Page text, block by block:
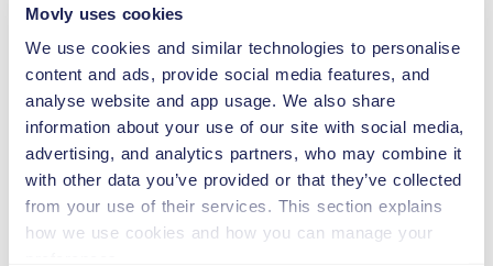
Movly uses cookies
We use cookies and similar technologies to personalise
content and ads, provide social media features, and
analyse website and app usage. We also share
information about your use of our site with social media,
advertising, and analytics partners, who may combine it
with other data you’ve provided or that they’ve collected
from your use of their services. This section explains
how we use cookies and how you can manage your
2,5–13 kg
TAAPERON ISTUIN
9–18 kg
TURVAVYÖISTUIN
15–36 kg